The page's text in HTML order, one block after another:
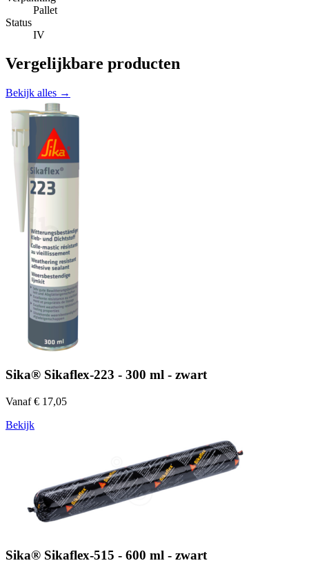
Pallet
Status
IV
Vergelijkbare producten
Bekijk alles →
Sika® Sikaflex-223 - 300 ml - zwart
Vanaf € 17,05
Bekijk
Sika® Sikaflex-515 - 600 ml - zwart